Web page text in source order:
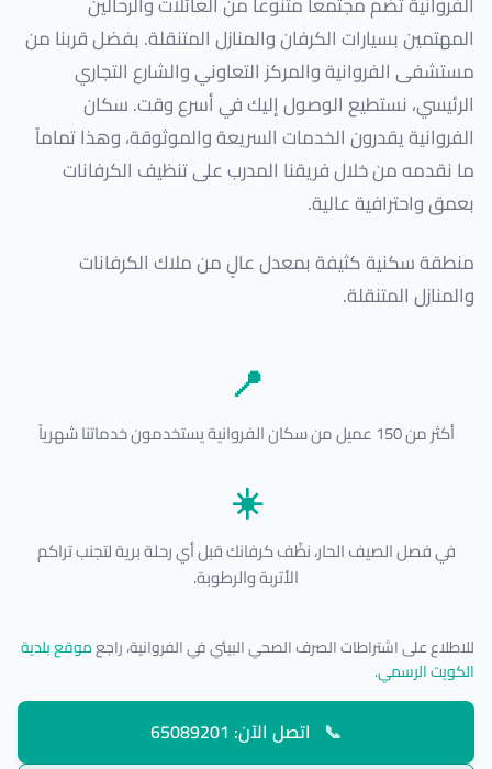
المهتمين بسيارات الكرفان والمنازل المتنقلة. بفضل قربنا من
مستشفى الفروانية والمركز التعاوني والشارع التجاري
الرئيسي، نستطيع الوصول إليك في أسرع وقت. سكان
الفروانية يقدرون الخدمات السريعة والموثوقة، وهذا تماماً
ما نقدمه من خلال فريقنا المدرب على تنظيف الكرفانات
بعمق واحترافية عالية.
منطقة سكنية كثيفة بمعدل عالٍ من ملاك الكرفانات
والمنازل المتنقلة.
📍
أكثر من 150 عميل من سكان الفروانية يستخدمون خدماتنا شهرياً
☀️
في فصل الصيف الحار، نظّف كرفانك قبل أي رحلة برية لتجنب تراكم
الأتربة والرطوبة.
للاطلاع على اشتراطات الصرف الصحي البيئي في الفروانية، راجعموقع بلدية
الكويت الرسمي.
📞 اتصل الآن: 65089201